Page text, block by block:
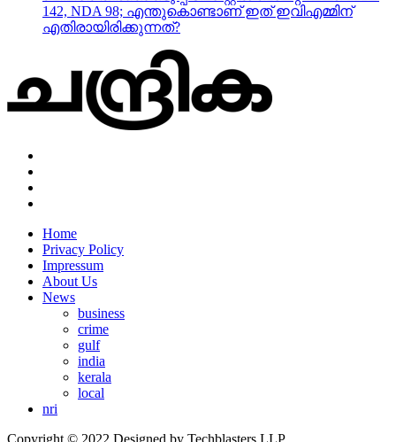
142, NDA 98; എന്തുകൊണ്ടാണ് ഇത് ഇവിഎമ്മിന്
എതിരായിരിക്കുന്നത്?
Home
Privacy Policy
Impressum
About Us
News
business
crime
gulf
india
kerala
local
nri
Copyright © 2022 Designed by Techblasters LLP